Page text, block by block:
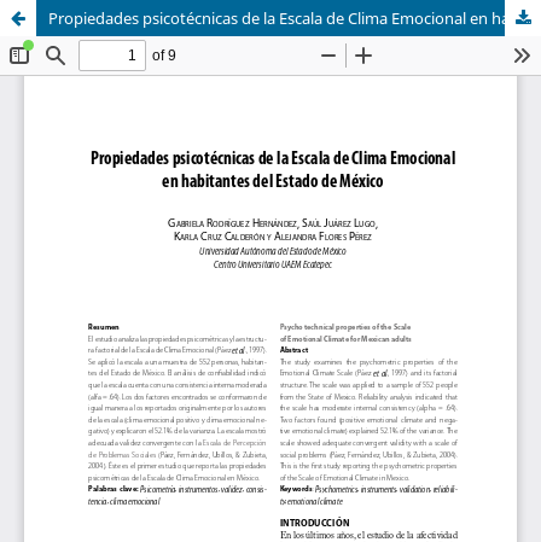
Propiedades psicotécnicas de la Escala de Clima Emocional en habitantes del Estado de México